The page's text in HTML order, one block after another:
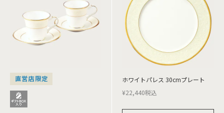
直営店限定
ホワイトパレス 30cmプレート
¥22,440税込